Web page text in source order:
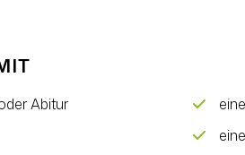
Abitur